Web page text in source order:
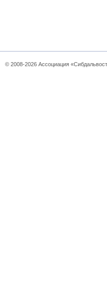
© 2008-2026 Ассоциация